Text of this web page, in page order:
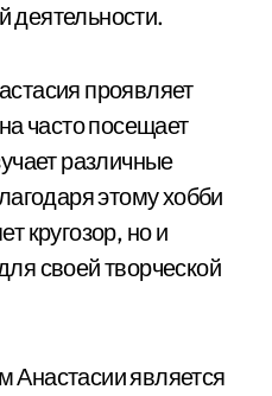
деятельности.
проявляет
часто посещает
различные
этому хобби
кругозор, но и
своей творческой
является